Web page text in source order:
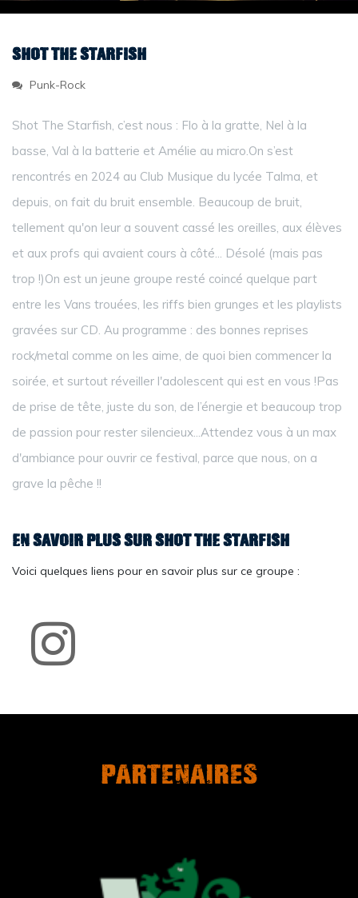
Shot The Starfish
Punk-Rock
Shot The Starfish, c’est nous : Flo à la gratte, Nel à la
basse, Val à la batterie et Amélie au micro.On s’est
rencontrés en 2024 au Club Musique du lycée Talma, et
depuis, on fait du bruit ensemble. Beaucoup de bruit,
tellement qu'on leur a souvent cassé les oreilles, aux élèves
et aux profs qui avaient cours à côté... Désolé (mais pas
trop !)On est un jeune groupe resté coincé quelque part
entre les Vans trouées, les riffs bien grunges et les playlists
gravées sur CD. Au programme : des bonnes reprises
rock/metal comme on les aime, de quoi bien commencer la
soirée, et surtout réveiller l'adolescent qui est en vous !Pas
de prise de tête, juste du son, de l’énergie et beaucoup trop
de passion pour rester silencieux...Attendez vous à un max
d'ambiance pour ouvrir ce festival, parce que nous, on a
grave la pêche !!
En savoir plus sur Shot The Starfish
Voici quelques liens pour en savoir plus sur ce groupe :
Partenaires